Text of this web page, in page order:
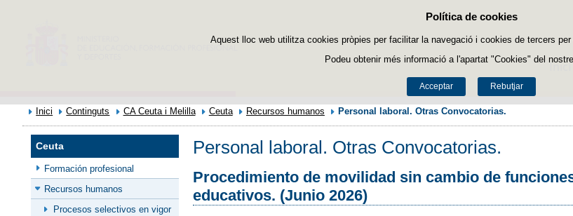
Política de cookies
Aquest lloc web utilitza cookies pròpies per facilitar la navegació i cookies de tercers
Podeu obtenir més informació a l'apartat "Cookies" del nostre
Acceptar Rebutjar
Passar al contingut
Inici
Inici Continguts CA Ceuta i Melilla Ceuta Recursos humanos Personal laboral. Otras Convocatorias.
Ceuta
Formación profesional
Recursos humanos
Procesos selectivos en vigor
Personal laboral. Otras Convocatorias.
Procedimiento de movilidad sin cambio de
educativos. (Junio 2026)